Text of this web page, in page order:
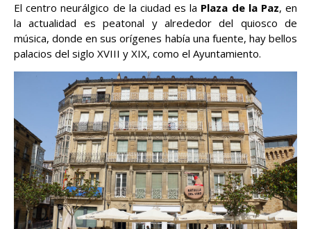
El centro neurálgico de la ciudad es la Plaza de la Paz, en
la actualidad es peatonal y alrededor del quiosco de
música, donde en sus orígenes había una fuente, hay bellos
palacios del siglo XVIII y XIX, como el Ayuntamiento.